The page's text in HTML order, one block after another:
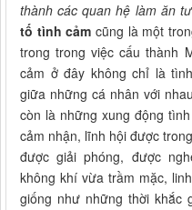
thành các quan hệ làm ăn
tố tình cảm cũng là một
trong trong việc cấu thành
cảm ở đây không chỉ là
giữa những cá nhân với
còn là những xung động
cảm nhận, lĩnh hội được
được giải phóng, được
không khí vừa trầm mặc,
giống như những thời khắc